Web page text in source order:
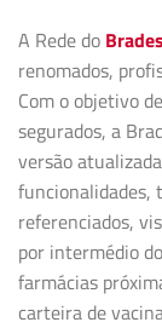
A Rede do
renomados,
Com o objetivo
segurados, a
versão
funcionalidades,
referenciados,
por intermédio
farmácias
carteira de